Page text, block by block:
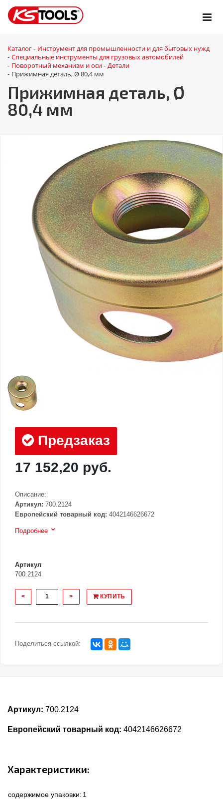
Каталог - Инструмент для промышленности и для бытовых нужд
- Специальные инструменты для грузовых автомобилей
- Поворотный механизм и оси - Детали
- Прижимная деталь, Ø 80,4 мм
Прижимная деталь, Ø
80,4 мм
Предзаказ
17 152,20 руб.
Описание:
Артикул: 700.2124
Европейский товарный код: 4042146626672
Подробнее
Артикул
700.2124
< > КУПИТЬ
Поделиться ссылкой:
Артикул: 700.2124
Европейский товарный код: 4042146626672
Характеристики:
содержимое упаковки: 1